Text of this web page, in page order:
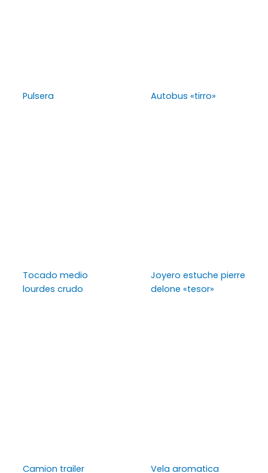
Pulsera Autobus «tirro»
Tocado medio
lourdes crudo
Joyero estuche pierre
delone «tesor»
Camion trailer
Vela aromatica